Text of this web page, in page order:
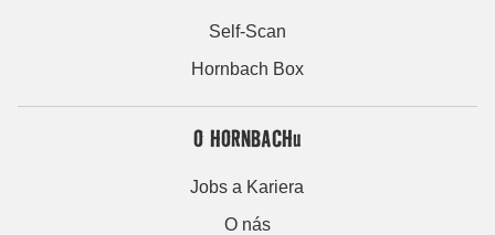
Self-Scan
Hornbach Box
O HORNBACHu
Jobs a Kariera
O nás